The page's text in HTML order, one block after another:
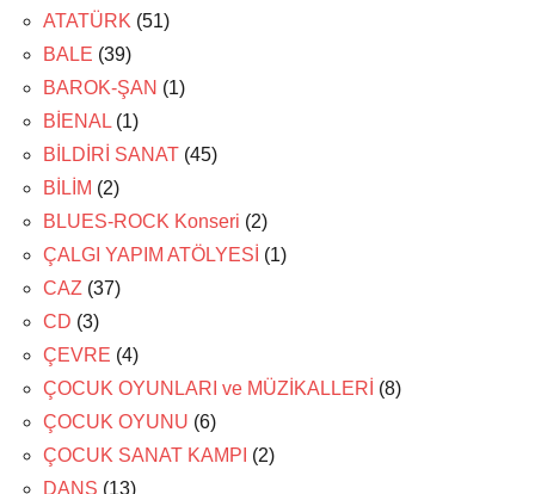
ATATÜRK (51)
BALE (39)
BAROK-ŞAN (1)
BİENAL (1)
BİLDİRİ SANAT (45)
BİLİM (2)
BLUES-ROCK Konseri (2)
ÇALGI YAPIM ATÖLYESİ (1)
CAZ (37)
CD (3)
ÇEVRE (4)
ÇOCUK OYUNLARI ve MÜZİKALLERİ (8)
ÇOCUK OYUNU (6)
ÇOCUK SANAT KAMPI (2)
DANS (13)